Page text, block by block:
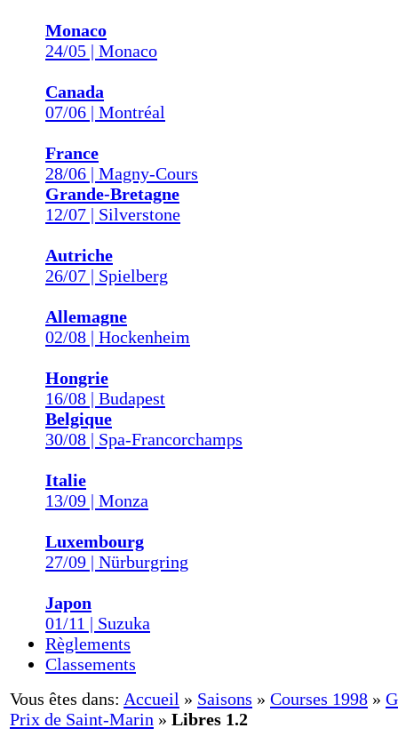
Monaco
24/05 | Monaco
Canada
07/06 | Montréal
France
28/06 | Magny-Cours
Grande-Bretagne
12/07 | Silverstone
Autriche
26/07 | Spielberg
Allemagne
02/08 | Hockenheim
Hongrie
16/08 | Budapest
Belgique
30/08 | Spa-Francorchamps
Italie
13/09 | Monza
Luxembourg
27/09 | Nürburgring
Japon
01/11 | Suzuka
Règlements
Classements
Vous êtes dans: Accueil » Saisons » Courses 1998 »
Prix de Saint-Marin » Libres 1.2